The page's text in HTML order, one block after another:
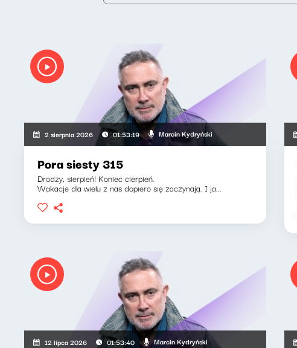
2 sierpnia 2026 01:53:19 Marcin Kydryński
Pora siesty 315
Drodzy, sierpień! Koniec cierpień.
Wakacje dla wielu z nas dopiero się zaczynają. I ja...
12 lipca 2026 01:53:40 Marcin Kydryński